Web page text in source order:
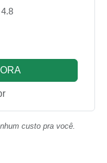
4.8
custo pra você.